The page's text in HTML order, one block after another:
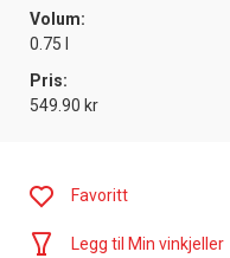
Volum:
0.75 l
Pris:
549.90 kr
Favoritt
Legg til Min vinkjeller